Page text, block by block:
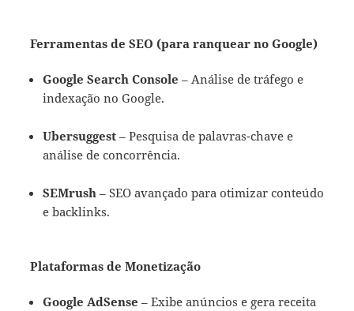
Ferramentas de SEO (para ranquear no Google)
Google Search Console – Análise de tráfego e
indexação no Google.
Ubersuggest – Pesquisa de palavras-chave e
análise de concorrência.
SEMrush – SEO avançado para otimizar conteúdo
e backlinks.
Plataformas de Monetização
Google AdSense – Exibe anúncios e gera receita